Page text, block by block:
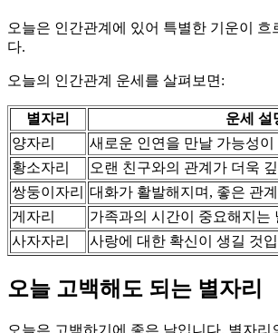
오늘은 인간관계에 있어 특별한 기운이
다.
오늘의 인간관계 운세를 살펴보면:
별자리
운세 설
양자리
새로운 인연을 만날 가능성이
황소자리
오랜 친구와의 관계가 더욱
쌍둥이자리
대화가 활발해지며, 좋은 관
게자리
가족과의 시간이 중요해지는
사자자리
사랑에 대한 확신이 생길 것
오늘 고백해도 되는 별자리
오늘은 고백하기에 좋은 날입니다. 별자